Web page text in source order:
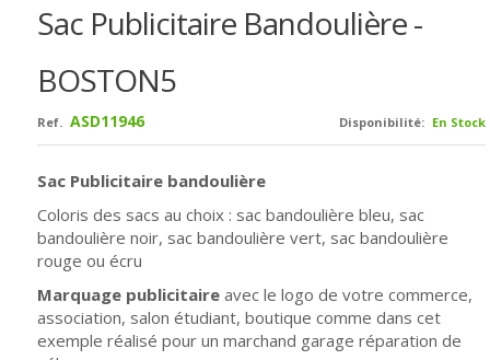
Sac Publicitaire Bandoulière -
BOSTON5
Disponibilité: En Stock
Ref. ASD11946
Sac Publicitaire bandoulière
Coloris des sacs au choix : sac bandoulière bleu, sac
bandoulière noir, sac bandoulière vert, sac bandoulière
rouge ou écru
Marquage publicitaire avec le logo de votre commerce,
association, salon étudiant, boutique comme dans cet
exemple réalisé pour un marchand garage réparation de